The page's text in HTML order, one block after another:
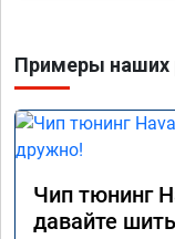
Примеры наших
Чип тюнинг
давайте